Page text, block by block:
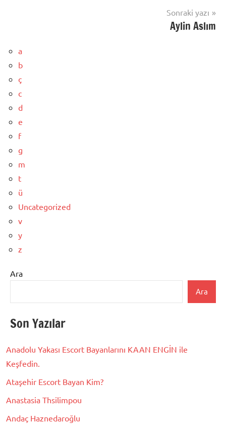
Sonraki yazı
Aylin Aslım
a
b
ç
c
d
e
f
g
m
t
ü
Uncategorized
v
y
z
Ara
Ara
Son Yazılar
Anadolu Yakası Escort Bayanlarını KAAN ENGİN ile
Keşfedin.
Ataşehir Escort Bayan Kim?
Anastasia Thsilimpou
Andaç Haznedaroğlu